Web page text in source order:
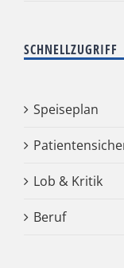
SCHNELLZUGRIFF
Speiseplan
Lob & Kritik
Beruf